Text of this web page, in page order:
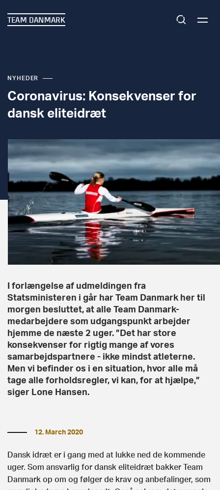
TEAM DANMARK
NYHEDER
Coronavirus: Konsekvenser for
dansk eliteidræt
I forlængelse af udmeldingen fra
Statsministeren i går har Team Danmark her til
morgen besluttet, at alle Team Danmark-
medarbejdere som udgangspunkt arbejder
hjemme de næste 2 uger. ”Det har store
konsekvenser for rigtig mange af vores
samarbejdspartnere - ikke mindst atleterne.
Men vi befinder os i en situation, hvor alle må
tage alle forholdsregler, vi kan, for at hjælpe,”
siger Lone Hansen.
12. March 2020
Dansk idræt er i gang med at lukke ned de kommende
uger. Som ansvarlig for dansk eliteidræt bakker Team
Danmark op om og følger de krav og anbefalinger, som